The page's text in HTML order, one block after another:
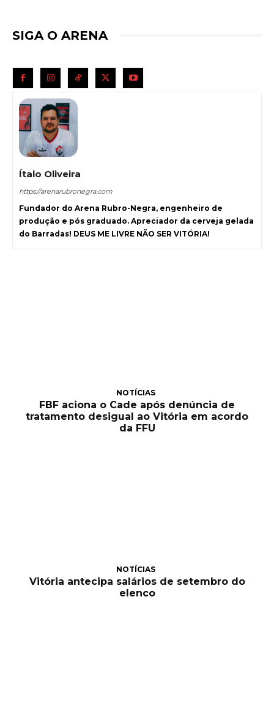
SIGA O ARENA
Ítalo Oliveira
https://arenarubronegra.com
Fundador do Arena Rubro-Negra, engenheiro de
produção e pós graduado. Apreciador da cerveja gelada
do Barradas! DEUS ME LIVRE NÃO SER VITÓRIA!
NOTÍCIAS
FBF aciona o Cade após denúncia de
tratamento desigual ao Vitória em acordo
da FFU
NOTÍCIAS
Vitória antecipa salários de setembro do
elenco